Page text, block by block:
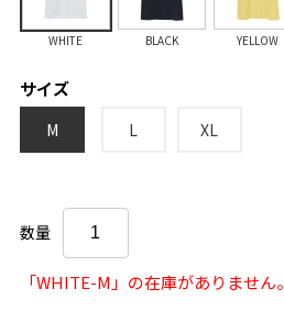
WHITE BLACK YELLOW
サイズ
M L XL
数量
「WHITE-M」の在庫がありません。